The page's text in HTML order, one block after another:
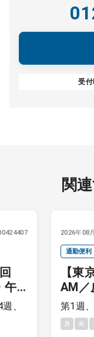
受付
関
午
、
2026年08
通勤便利
【東
AM／
リニ
第1週
月 火